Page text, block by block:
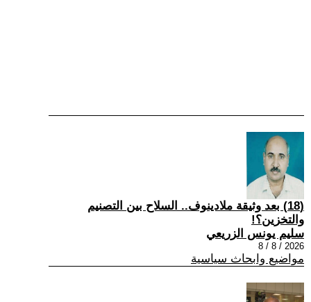
(18) بعد وثيقة ملادينوف.. السلاح بين التصنيم
والتخزين؟!
سليم يونس الزريعي
2026 / 8 / 8
مواضيع وابحاث سياسية